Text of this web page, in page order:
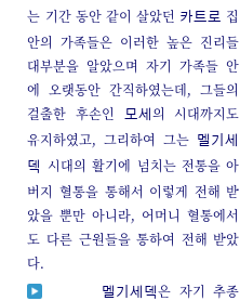
는 기간 동안 같이 살았던 카트로 집
안의 가족들은 이러한 높은 진리들
대부분을 알았으며 자기 가족들 안
에 오랫동안 간직하였는데, 그들의
걸출한 후손인
모세 의 시대까지도
유지하였고, 그리하여 그는
멜기세
덱
시대의 활기에 넘치는 전통을 아
버지 혈통을 통해서 이렇게 전해 받
았을 뿐만 아니라, 어머니 혈통에서
도 다른 근원들을 통하여 전해 받았
다.
멜기세덱은 자기 추종